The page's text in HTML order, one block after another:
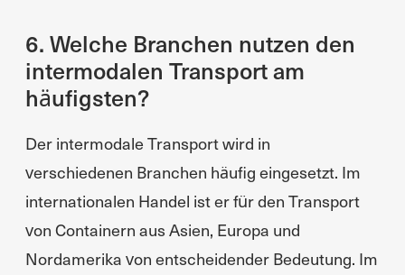
6. Welche Branchen nutzen den
intermodalen Transport am
häufigsten?
Der intermodale Transport wird in
verschiedenen Branchen häufig eingesetzt. Im
internationalen Handel ist er für den Transport
von Containern aus Asien, Europa und
Nordamerika von entscheidender Bedeutung. Im